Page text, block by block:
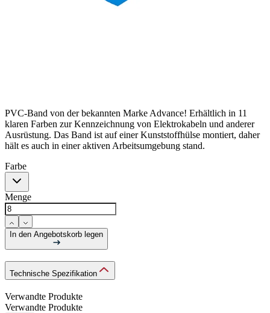
PVC-Band von der bekannten Marke Advance! Erhältlich in 11
klaren Farben zur Kennzeichnung von Elektrokabeln und anderer
Ausrüstung. Das Band ist auf einer Kunststoffhülse montiert, daher
hält es auch in einer aktiven Arbeitsumgebung stand.
Farbe
Menge
In den Angebotskorb legen
Technische Spezifikation
Verwandte Produkte
Verwandte Produkte